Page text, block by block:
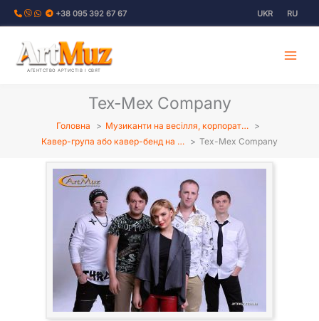
Перейти
+38 095 392 67 67 UKR RU
АГЕНТСТВО АРТИСТІВ І СВЯТ
Tex-Mex Company
Головна
Музиканти на весілля, корпорат…
Кавер-група або кавер-бенд на …
Tex-Mex Company